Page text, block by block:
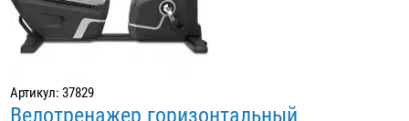
Артикул: 37829